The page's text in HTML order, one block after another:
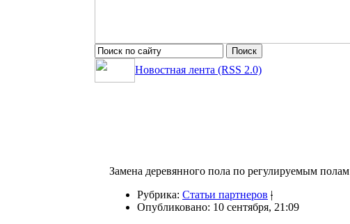
Новостная лента (RSS 2.0)
Замена деревянного пола по регулируемым полам
Рубрика: Статьи партнеров |
Опубликовано: 10 сентября, 21:09